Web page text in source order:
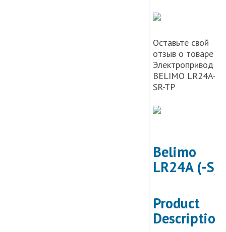
Оставьте свой
отзыв о товаре –
Электропривод
BELIMO LR24A-
SR-TP
Belimo
LR24A (-S)
Product
Description